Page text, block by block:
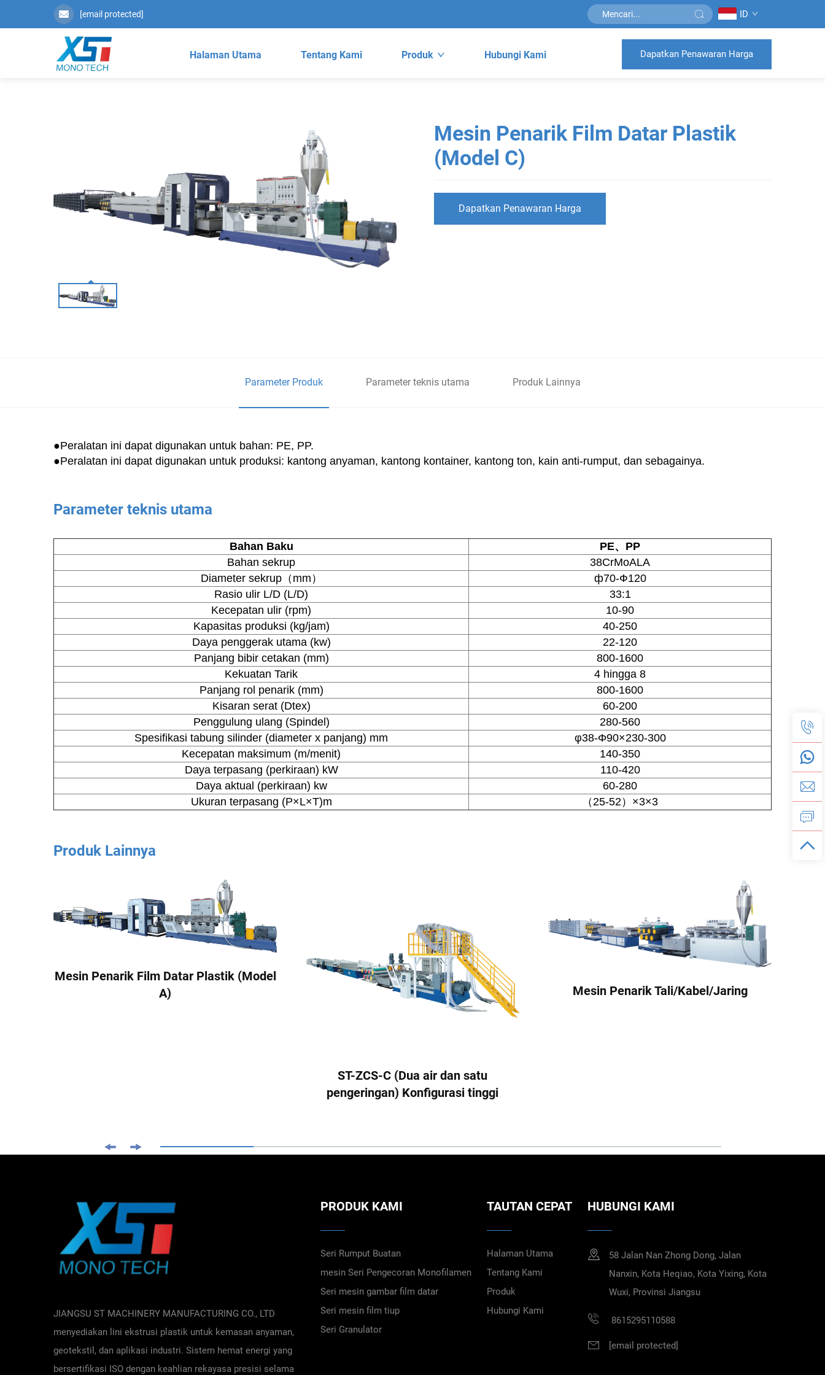
[email protected] ID
Halaman Utama Tentang Kami Produk Hubungi Kami Dapatkan Penawaran Harga
Mesin Penarik Film Datar Plastik
(Model C)
Dapatkan Penawaran Harga
Parameter Produk Parameter teknis utama Produk Lainnya
●Peralatan ini dapat digunakan untuk bahan: PE, PP.
●Peralatan ini dapat digunakan untuk produksi: kantong anyaman, kantong kontainer, kantong ton, kain anti-rumput, dan sebagainya.
Parameter teknis utama
Bahan Baku
PE、PP
Bahan sekrup
38CrMoALA
Diameter sekrup（mm）
ф70-Ф120
Rasio ulir L/D (L/D)
33:1
Kecepatan ulir (rpm)
10-90
Kapasitas produksi (kg/jam)
40-250
Daya penggerak utama (kw)
22-120
Panjang bibir cetakan (mm)
800-1600
Kekuatan Tarik
4 hingga 8
Panjang rol penarik (mm)
800-1600
Kisaran serat (Dtex)
60-200
Penggulung ulang (Spindel)
280-560
Spesifikasi tabung silinder (diameter x panjang) mm
φ38-Φ90×230-300
Kecepatan maksimum (m/menit)
140-350
Daya terpasang (perkiraan) kW
110-420
Daya aktual (perkiraan) kw
60-280
Ukuran terpasang (P×L×T)m
（25-52）×3×3
Produk Lainnya
Mesin Penarik Film Datar Plastik (Model
A)
ST-ZCS-C (Dua air dan satu
pengeringan) Konfigurasi tinggi
Mesin Penarik Tali/Kabel/Jaring
JIANGSU ST MACHINERY MANUFACTURING CO., LTD
menyediakan lini ekstrusi plastik untuk kemasan anyaman,
geotekstil, dan aplikasi industri. Sistem hemat energi yang
bersertifikasi ISO dengan keahlian rekayasa presisi selama
PRODUK KAMI
Seri Rumput Buatan
mesin Seri Pengecoran Monofilamen
Seri mesin gambar film datar
Seri mesin film tiup
Seri Granulator
TAUTAN CEPAT
Halaman Utama
Tentang Kami
Produk
Hubungi Kami
HUBUNGI KAMI
58 Jalan Nan Zhong Dong, Jalan
Nanxin, Kota Heqiao, Kota Yixing, Kota
Wuxi, Provinsi Jiangsu
8615295110588
[email protected]